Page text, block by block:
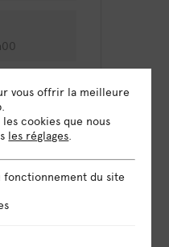
75011 Paris
vous offrir la meilleure
les cookies que nous
les réglages
du site
fonctionnement du site